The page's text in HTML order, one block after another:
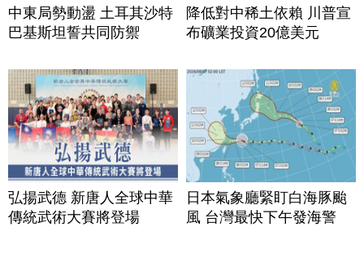
中東局勢動盪 土耳其沙特
巴基斯坦誓共同防禦
降低對中稀土依賴 川普宣
布礦業投資20億美元
弘揚武德 新唐人全球中華
傳統武術大賽將登場
日本氣象廳緊盯白海豚颱
風 台灣最快下午發海警